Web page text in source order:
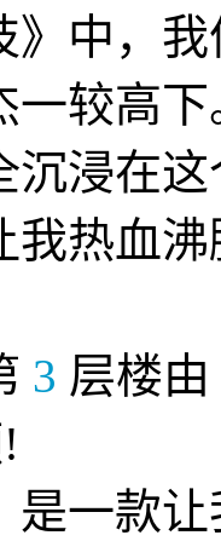
》中，
一较高
沉浸在
我热血
3 层楼由
是一款